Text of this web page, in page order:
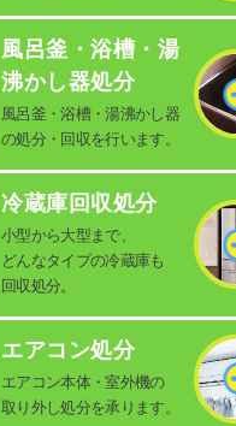
風呂釜・浴槽・湯
沸かし器処分
風呂釜・浴槽・湯沸かし器
の処分・回収を行います。
冷蔵庫回収処分
小型から大型まで、
どんなタイプの冷蔵庫も
回収処分。
エアコン処分
エアコン本体・室外機の
取り外し処分を承ります。